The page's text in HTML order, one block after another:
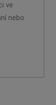
ve
nebo